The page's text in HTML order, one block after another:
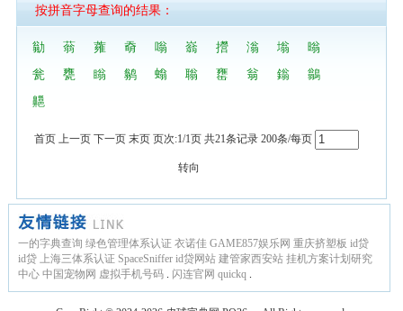
按拼音字母查询的结果：
勜 蓊 蕹 奣 嗡 嵡 攚 滃 塕
暡
瓮
甕 瞈 鹟 螉 聬 罋 翁 鎓
鶲
齆
首页 上一页 下一页 末页 页次:1/1页 共21条记录 200条/每页
转向
一的字典查询 绿色管理体系认证 衣诺佳 GAME857娱乐网 重庆挤塑板 id贷
id贷 上海三体系认证 SpaceSniffer id贷网站 建管家西安站 挂机方案计划研究
中心 中国宠物网 虚拟手机号码 . 闪连官网 quickq .